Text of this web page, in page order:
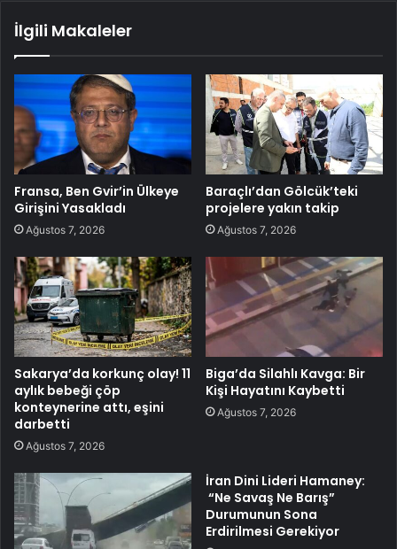
İlgili Makaleler
Fransa, Ben Gvir’in Ülkeye
Girişini Yasakladı
Ağustos 7, 2026
Baraçlı’dan Gölcük’teki
projelere yakın takip
Ağustos 7, 2026
Sakarya’da korkunç olay! 11
aylık bebeği çöp
konteynerine attı, eşini
darbetti
Ağustos 7, 2026
Biga’da Silahlı Kavga: Bir
Kişi Hayatını Kaybetti
Ağustos 7, 2026
İran Dini Lideri Hamaney:
“Ne Savaş Ne Barış”
Durumunun Sona
Erdirilmesi Gerekiyor